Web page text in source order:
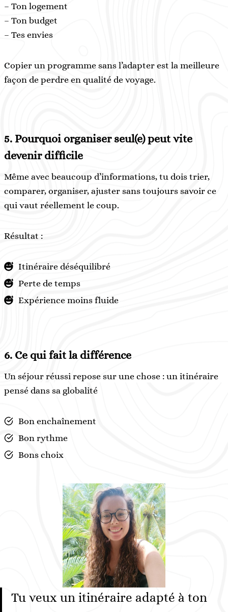
– Ton logement
– Ton budget
– Tes envies
Copier un programme sans l’adapter est la meilleure
façon de perdre en qualité de voyage.
5. Pourquoi organiser seul(e) peut vite
devenir difficile
Même avec beaucoup d’informations, tu dois trier,
comparer, organiser, ajuster sans toujours savoir ce
qui vaut réellement le coup.
Résultat :
Itinéraire déséquilibré
Perte de temps
Expérience moins fluide
6. Ce qui fait la différence
Un séjour réussi repose sur une chose : un itinéraire
pensé dans sa globalité
Bon enchaînement
Bon rythme
Bons choix
Tu veux un itinéraire adapté à ton